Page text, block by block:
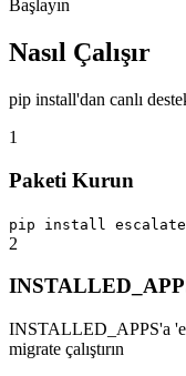
Başlayın
Nasıl Çalışır
pip install'dan canlı
1
Paketi Kurun
pip install
2
INSTALLED_APPS'a
migrate çalıştırın